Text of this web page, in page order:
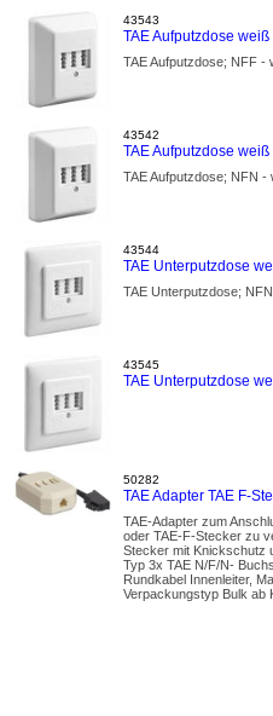
43543
TAE Aufputzdose weiß
TAE Aufputzdose; NFF -
43542
TAE Aufputzdose weiß
TAE Aufputzdose; NFN -
43544
TAE Unterputzdose
TAE Unterputzdose;
43545
TAE Unterputzdose
50282
TAE Adapter TAE F-
TAE-Adapter zum
oder TAE-F-Stecker zu
Stecker mit Knickschutz
Typ 3x TAE N/F/N-
Rundkabel Innenleiter,
Verpackungstyp Bulk ab